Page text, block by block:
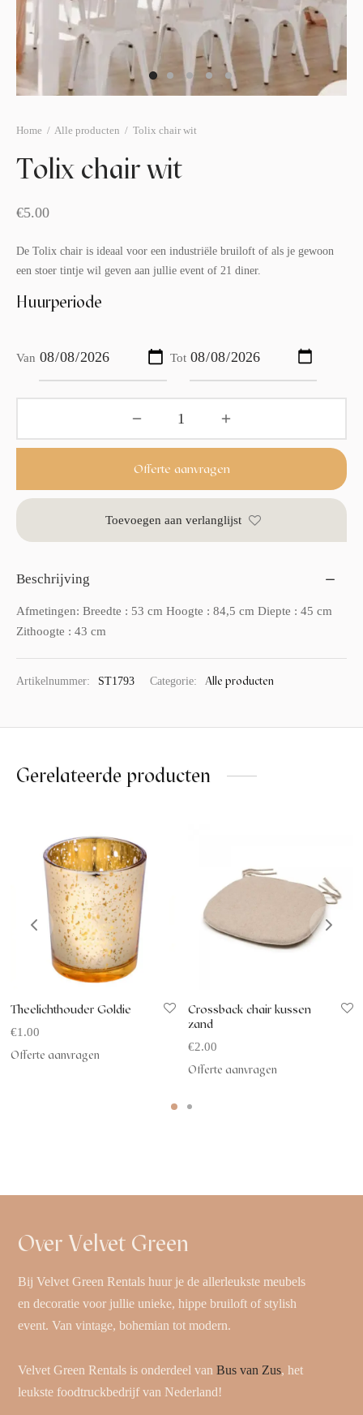
Home / Alle producten / Tolix chair wit
Tolix chair wit
€5.00
De Tolix chair is ideaal voor een industriële bruiloft of als je gewoon
een stoer tintje wil geven aan jullie event of 21 diner.
Huurperiode
Van Tot
Offerte aanvragen
Toevoegen aan verlanglijst
Beschrijving
Afmetingen: Breedte : 53 cm Hoogte : 84,5 cm Diepte : 45 cm
Zithoogte : 43 cm
Artikelnummer: ST1793 Categorie: Alle producten
Gerelateerde producten
Theelichthouder Goldie
€1.00
Offerte aanvragen
Crossback chair kussen
zand
€2.00
Offerte aanvragen
Over Velvet Green
Bij Velvet Green Rentals huur je de allerleukste meubels
en decoratie voor jullie unieke, hippe bruiloft of stylish
event. Van vintage, bohemian tot modern.
Velvet Green Rentals is onderdeel vanBus van Zus, het
leukste foodtruckbedrijf van Nederland!
& sweettable
deco
items